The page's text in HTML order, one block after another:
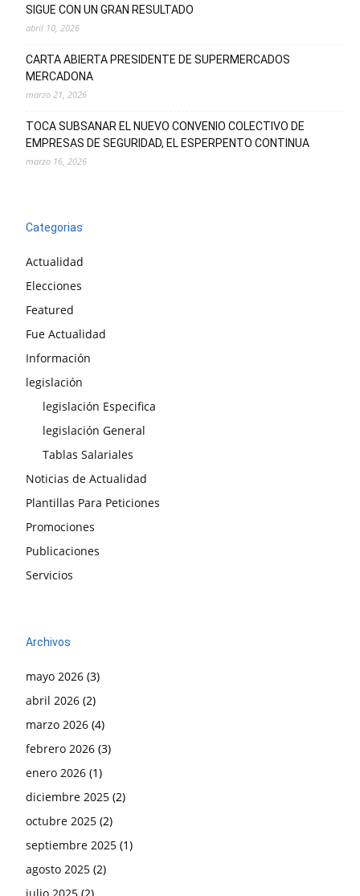
SIGUE CON UN GRAN RESULTADO
abril 10, 2026
CARTA ABIERTA PRESIDENTE DE SUPERMERCADOS
MERCADONA
marzo 21, 2026
TOCA SUBSANAR EL NUEVO CONVENIO COLECTIVO DE
EMPRESAS DE SEGURIDAD, EL ESPERPENTO CONTINUA
marzo 16, 2026
Categorias
Actualidad
Elecciones
Featured
Fue Actualidad
Información
legislación
legislación Especifica
legislación General
Tablas Salariales
Noticias de Actualidad
Plantillas Para Peticiones
Promociones
Publicaciones
Servicios
Archivos
mayo 2026 (3)
abril 2026 (2)
marzo 2026 (4)
febrero 2026 (3)
enero 2026 (1)
diciembre 2025 (2)
octubre 2025 (2)
septiembre 2025 (1)
agosto 2025 (2)
julio 2025 (2)